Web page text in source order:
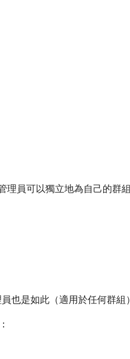
員可以獨立地為自己的群
也是如此（適用於任何群組